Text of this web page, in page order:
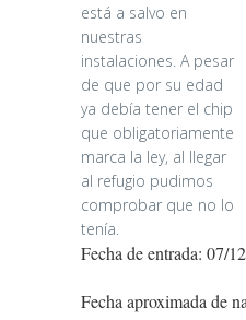
está a salvo en
nuestras
instalaciones. A pesar
de que por su edad
ya debía tener el chip
que obligatoriamente
marca la ley, al llegar
al refugio pudimos
comprobar que no lo
tenía.
Fecha de entrada: 07/
Fecha aproximada de